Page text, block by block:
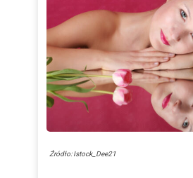
Źródło: Istock_Dee21